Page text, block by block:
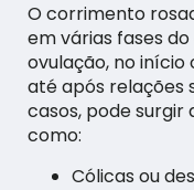
O corrimento
em várias fases
ovulação, no início
até após relações
casos, pode surgir
como:
Cólicas ou